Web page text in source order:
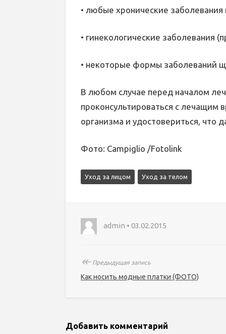
• любые хронические заболевания
• гинекологические заболевания
• некоторые формы заболеваний
В любом случае перед началом
проконсультироваться с лечащим
организма и удостовериться, что
Фото: Campiglio /Fotolink
Уход за лицом Уход за телом
admin • 03.02.2015
↞Предыдущая запись
Как носить модные платки (ФОТО)
Добавить комментарий